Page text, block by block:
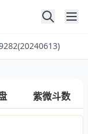
紫微斗数